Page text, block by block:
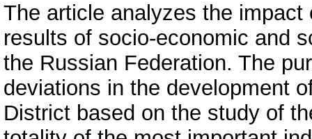
The article analyzes the
results of socio-economic and
the Russian Federation. The
deviations in the development
District based on the study of